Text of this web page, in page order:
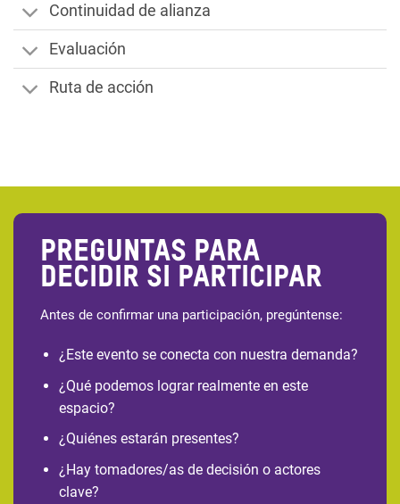
Continuidad de alianza
Evaluación
Ruta de acción
Preguntas para
decidir si participar
Antes de confirmar una participación, pregúntense:
¿Este evento se conecta con nuestra demanda?
¿Qué podemos lograr realmente en este
espacio?
¿Quiénes estarán presentes?
¿Hay tomadores/as de decisión o actores
clave?